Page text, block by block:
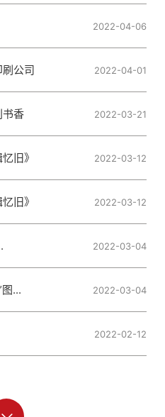
2022-04-06
公司 2022-04-01
书香 2022-03-21
旧》 2022-03-12
旧》 2022-03-12
2022-03-04
... 2022-03-04
2022-02-12